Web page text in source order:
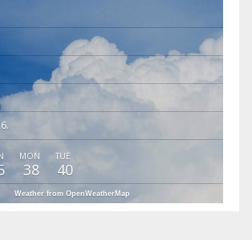
MON
38
TUE
40
Weather from OpenWeatherMap